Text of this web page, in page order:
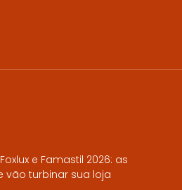
e Famastil 2026: as
vão turbinar sua loja